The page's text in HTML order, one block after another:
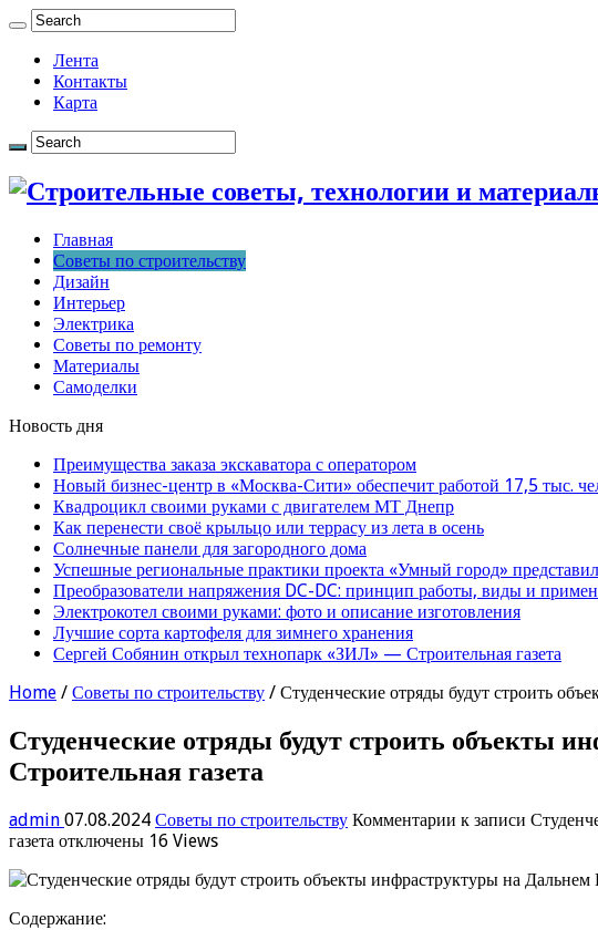
Лента
Контакты
Карта
Главная
Советы по строительству
Дизайн
Интерьер
Электрика
Советы по ремонту
Материалы
Самоделки
Новость дня
Преимущества заказа экскаватора с оператором
Новый бизнес-центр в «Москва-Сити» обеспечит работой 17,5 тыс.
Квадроцикл своими руками с двигателем МТ Днепр
Как перенести своё крыльцо или террасу из лета в осень
Солнечные панели для загородного дома
Успешные региональные практики проекта «Умный город»
Преобразователи напряжения DC-DC: принцип работы, виды и
Электрокотел своими руками: фото и описание изготовления
Лучшие сорта картофеля для зимнего хранения
Сергей Собянин открыл технопарк «ЗИЛ» — Строительная газета
Home / Советы по строительству / Студенческие отряды будут строить
Студенческие отряды будут строить объекты
Строительная газета
admin 07.08.2024 Советы по строительству Комментарии к записи
газета отключены 16 Views
Содержание: